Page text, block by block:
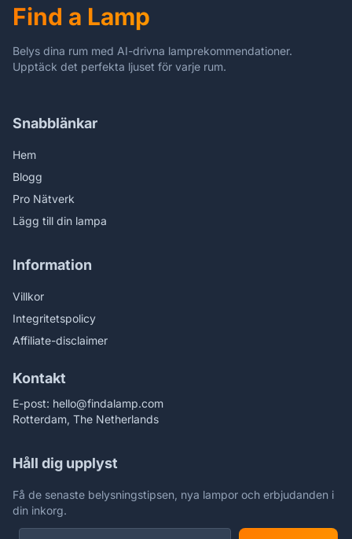
Find a Lamp
Belys dina rum med AI-drivna lamprekommendationer.
Upptäck det perfekta ljuset för varje rum.
Snabblänkar
Hem
Blogg
Pro Nätverk
Lägg till din lampa
Information
Villkor
Integritetspolicy
Affiliate-disclaimer
Kontakt
E-post: hello@findalamp.com
Rotterdam, The Netherlands
Håll dig upplyst
Få de senaste belysningstipsen, nya lampor och erbjudanden i
din inkorg.